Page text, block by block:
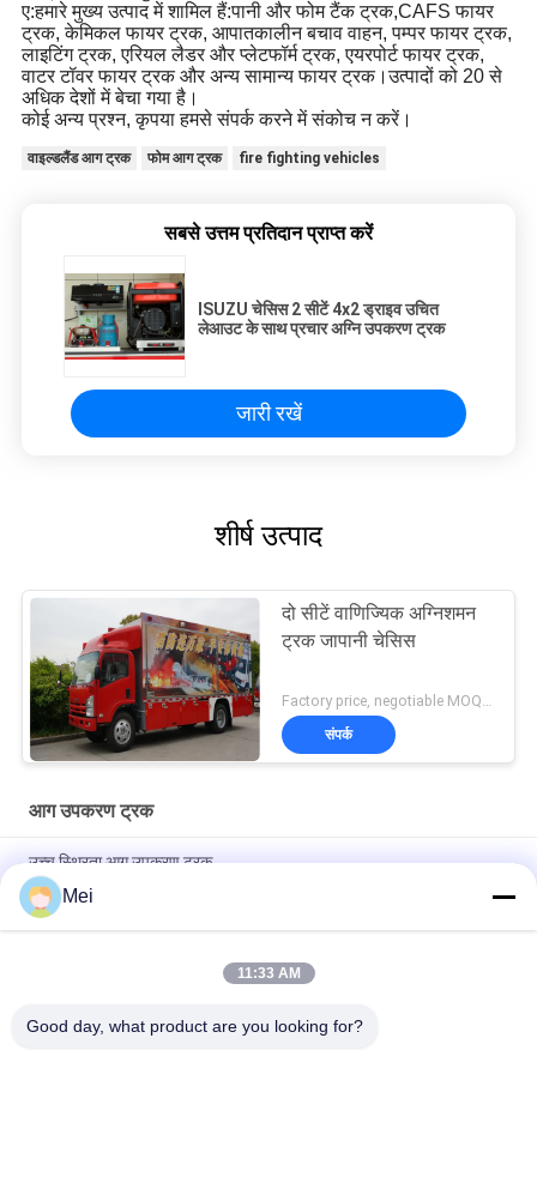
ए:हमारे मुख्य उत्पाद में शामिल हैं:पानी और फोम टैंक ट्रक,CAFS फायर
ट्रक, केमिकल फायर ट्रक, आपातकालीन बचाव वाहन, पम्पर फायर ट्रक,
लाइटिंग ट्रक, एरियल लैडर और प्लेटफॉर्म ट्रक, एयरपोर्ट फायर ट्रक,
वाटर टॉवर फायर ट्रक और अन्य सामान्य फायर ट्रक।उत्पादों को 20 से
अधिक देशों में बेचा गया है।
कोई अन्य प्रश्न, कृपया हमसे संपर्क करने में संकोच न करें।
वाइल्डलैंड आग ट्रक फोम आग ट्रक fire fighting vehicles
सबसे उत्तम प्रतिदान प्राप्त करें
ISUZU चेसिस 2 सीटें 4x2 ड्राइव उचित
लेआउट के साथ प्रचार अग्नि उपकरण ट्रक
जारी रखें
शीर्ष उत्पाद
दो सीटें वाणिज्यिक अग्निशमन
ट्रक जापानी चेसिस
Factory price, negotiable MOQ:एक इकाई
संपर्क
आग उपकरण ट्रक
उच्च स्थिरता आग उपकरण ट्रक
6x4 ड्राइव फायर उपकरण ट्रक फायर फाइटर ट्रक में 168 यूनिट फायर उपकरण
शामिल हैं
ट्रैक्शन सिस्टम इलेक्ट्रिक जेनरेटर के साथ लिफ्ट लाइटिंग सिस्टम इक्विपमेंट फायर
Mei
11:33 AM
Good day, what product are you looking for?